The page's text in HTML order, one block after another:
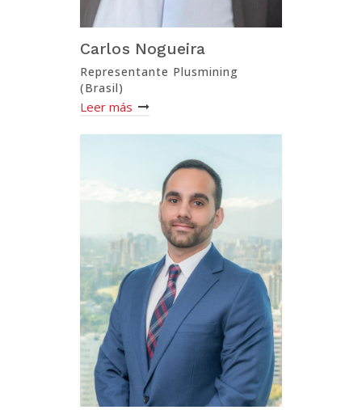
Carlos Nogueira
Representante Plusmining
(Brasil)
Leer más